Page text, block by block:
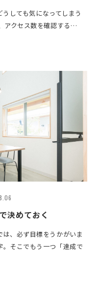
しても気になってしまう
アクセス数を確認する…
決めておく
、必ず目標をうかがいま
。そこでもう一つ「達成で